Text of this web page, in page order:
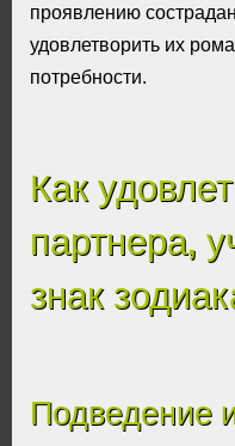
проявлению
удовлетворить их
потребности.
Как
партнера,
знак
Подведение